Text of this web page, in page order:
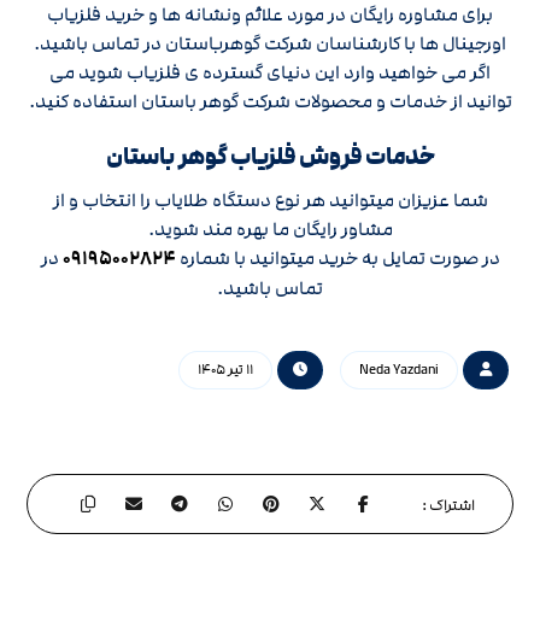
برای مشاوره رایگان در مورد علائم ونشانه ها و خرید فلزیاب
اورجینال ها با کارشناسان شرکت گوهرباستان در تماس باشید.
اگر می خواهید وارد این دنیای گسترده ی فلزیاب شوید می
توانید از خدمات و محصولات شرکت گوهر باستان استفاده کنید.
خدمات فروش فلزیاب گوهر باستان
شما عزیزان میتوانید هر نوع دستگاه طلایاب را انتخاب و از
مشاور رایگان ما بهره مند شوید.
در صورت تمایل به خرید میتوانید با شماره ۰۹۱۹۵۰۰۲۸۲۴در
تماس باشید.
Neda Yazdani ۱۱ تیر ۱۴۰۵